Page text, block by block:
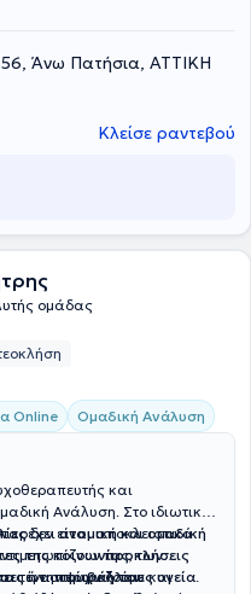
Άνω Πατήσια, ΑΤΤΙΚΗ
Κλείσε ραντεβού
ομάδας
Online Ομαδική Ανάλυση
και
Ανάλυση. Στο ιδιωτικό
ατομική και ομαδική
προκλήσεις
ή τηνψυχική τους υγεία.
δεν είναι αποκλειστικά
της κοινωνίας, των
των οποίων ζούμε και
έναπεριβάλλον